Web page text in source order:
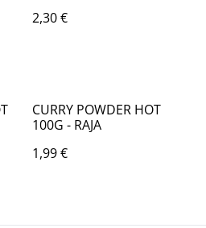
2,30 €
CURRY POWDER HOT
100G - RAJA
1,99 €